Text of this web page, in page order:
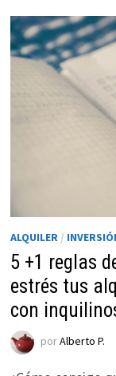
ALQUILER /
5 +1 reglas
estrés tus
con
porAlberto P.
Necesarias
cookies no